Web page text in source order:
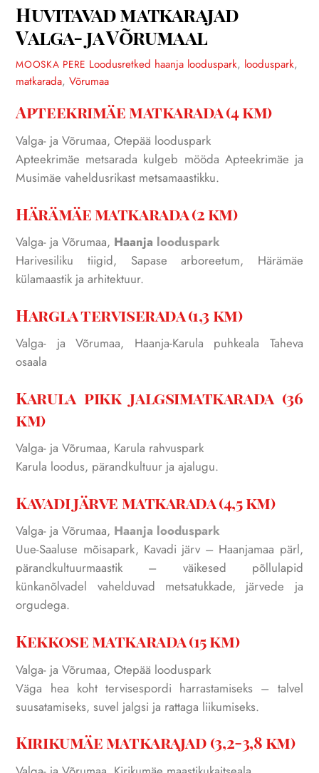
Huvitavad matkarajad
Valga- ja Võrumaal
MOOSKA PERE Loodusretked haanja looduspark, looduspark,
matkarada,Võrumaa
Apteekrimäe matkarada (4 km)
Valga- ja Võrumaa, Otepää looduspark
Apteekrimäe metsarada kulgeb mööda Apteekrimäe ja
Musimäe vaheldusrikast metsamaastikku.
Härämäe matkarada (2 km)
Valga- ja Võrumaa, Haanja looduspark
Harivesiliku tiigid, Sapase arboreetum, Härämäe
külamaastik ja arhitektuur.
Hargla terviserada (1,3 km)
Valga- ja Võrumaa, Haanja-Karula puhkeala Taheva
osaala
Karula pikk jalgsimatkarada (36
km)
Valga- ja Võrumaa, Karula rahvuspark
Karula loodus, pärandkultuur ja ajalugu.
Kavadi järve matkarada (4,5 km)
Valga- ja Võrumaa, Haanja looduspark
Uue-Saaluse mõisapark, Kavadi järv – Haanjamaa pärl,
pärandkultuurmaastik – väikesed põllulapid
künkanõlvadel vahelduvad metsatukkade, järvede ja
orgudega.
Kekkose matkarada (15 km)
Valga- ja Võrumaa, Otepää looduspark
Väga hea koht tervisespordi harrastamiseks – talvel
suusatamiseks, suvel jalgsi ja rattaga liikumiseks.
Kirikumäe matkarajad (3,2-3,8 km)